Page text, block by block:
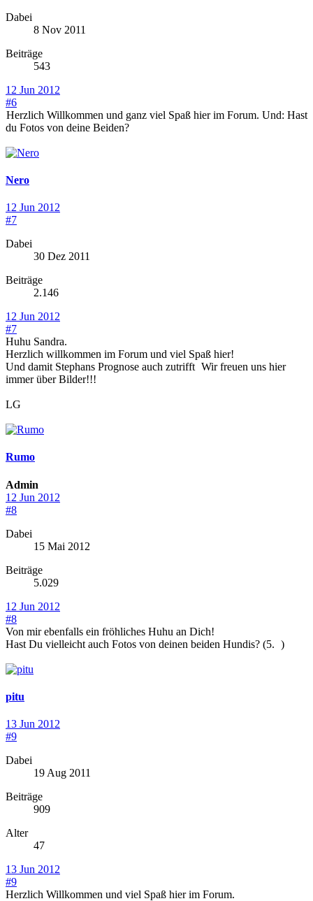
Dabei
8 Nov 2011
Beiträge
543
12 Jun 2012
#6
Herzlich Willkommen und ganz viel Spaß hier im Forum. Und: Hast
du Fotos von deine Beiden?
Nero
12 Jun 2012
#7
Dabei
30 Dez 2011
Beiträge
2.146
12 Jun 2012
#7
Huhu Sandra.
Herzlich willkommen im Forum und viel Spaß hier!
Und damit Stephans Prognose auch zutrifft Wir freuen uns hier
immer über Bilder!!!
LG
Rumo
Admin
12 Jun 2012
#8
Dabei
15 Mai 2012
Beiträge
5.029
12 Jun 2012
#8
Von mir ebenfalls ein fröhliches Huhu an Dich!
Hast Du vielleicht auch Fotos von deinen beiden Hundis? (5. )
pitu
13 Jun 2012
#9
Dabei
19 Aug 2011
Beiträge
909
Alter
47
13 Jun 2012
#9
Herzlich Willkommen und viel Spaß hier im Forum.